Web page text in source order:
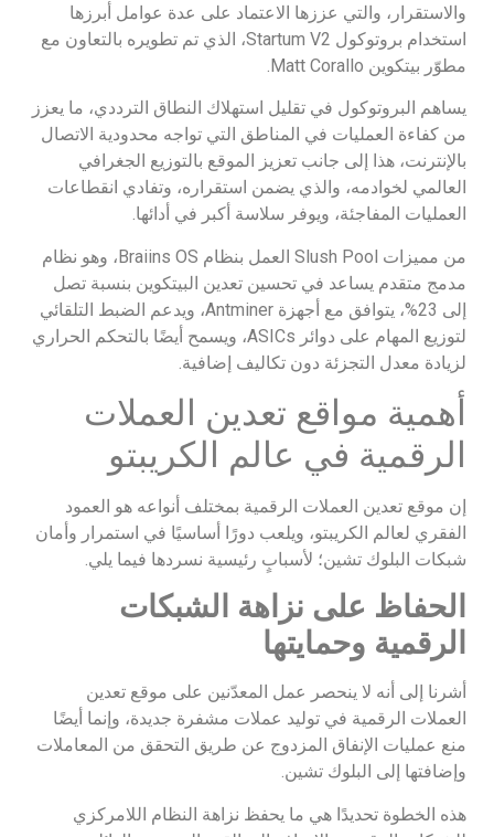
والاستقرار، والتي عززها الاعتماد على عدة عوامل أبرزها
استخدام بروتوكول Startum V2، الذي تم تطويره بالتعاون مع
مطوّر بيتكوين Matt Corallo.
يساهم البروتوكول في تقليل استهلاك النطاق الترددي، ما يعزز
من كفاءة العمليات في المناطق التي تواجه محدودية الاتصال
بالإنترنت، هذا إلى جانب تعزيز الموقع بالتوزيع الجغرافي
العالمي لخوادمه، والذي يضمن استقراره، وتفادي انقطاعات
العمليات المفاجئة، ويوفر سلاسة أكبر في أدائها.
من مميزات Slush Pool العمل بنظام Braiins OS، وهو نظام
مدمج متقدم يساعد في تحسين تعدين البيتكوين بنسبة تصل
إلى 23%، يتوافق مع أجهزة Antminer، ويدعم الضبط التلقائي
لتوزيع المهام على دوائر ASICs، ويسمح أيضًا بالتحكم الحراري
لزيادة معدل التجزئة دون تكاليف إضافية.
أهمية مواقع تعدين العملات
الرقمية في عالم الكريبتو
إن موقع تعدين العملات الرقمية بمختلف أنواعه هو العمود
الفقري لعالم الكريبتو، ويلعب دورًا أساسيًا في استمرار وأمان
شبكات البلوك تشين؛ لأسبابٍ رئيسية نسردها فيما يلي.
الحفاظ على نزاهة الشبكات
الرقمية وحمايتها
أشرنا إلى أنه لا ينحصر عمل المعدّنين على موقع تعدين
العملات الرقمية في توليد عملات مشفرة جديدة، وإنما أيضًا
منع عمليات الإنفاق المزدوج عن طريق التحقق من المعاملات
وإضافتها إلى البلوك تشين.
هذه الخطوة تحديدًا هي ما يحفظ نزاهة النظام اللامركزي